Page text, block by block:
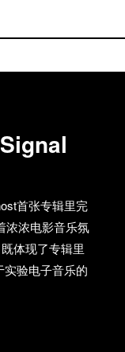
首张专辑里完
浓浓电影音乐氛
体现了专辑里
验电子音乐的